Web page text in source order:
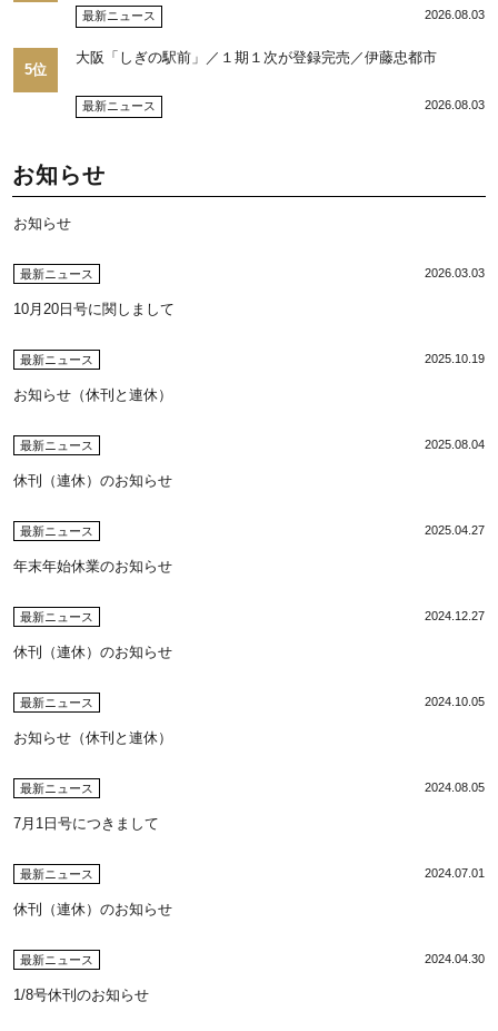
最新ニュース 2026.08.03
5位
大阪「しぎの駅前」／１期１次が登録完売／伊藤忠都市
最新ニュース 2026.08.03
お知らせ
お知らせ
最新ニュース 2026.03.03
10月20日号に関しまして
最新ニュース 2025.10.19
お知らせ（休刊と連休）
最新ニュース 2025.08.04
休刊（連休）のお知らせ
最新ニュース 2025.04.27
年末年始休業のお知らせ
最新ニュース 2024.12.27
休刊（連休）のお知らせ
最新ニュース 2024.10.05
お知らせ（休刊と連休）
最新ニュース 2024.08.05
7月1日号につきまして
最新ニュース 2024.07.01
休刊（連休）のお知らせ
最新ニュース 2024.04.30
1/8号休刊のお知らせ